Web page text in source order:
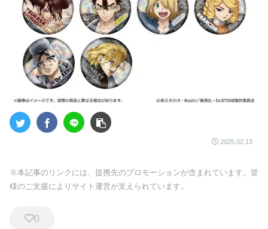
2025.02.13
※本記事のリンクには、提携先のプロモーションが含まれています。皆
様のご支援によりサイト運営が支えられています。
0